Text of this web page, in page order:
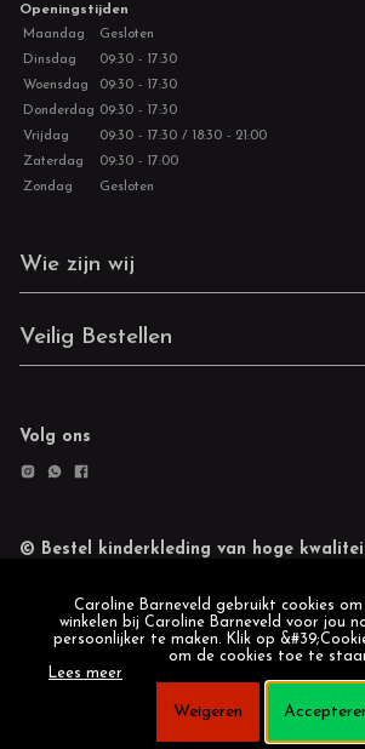
Openingstijden
Maandag
Gesloten
Dinsdag
09:30 - 17:30
Woensdag
09:30 - 17:30
Donderdag 09:30 - 17:30
Vrijdag
09:30 - 17:30 / 18:30 - 21:00
Zaterdag
09:30 - 17:00
Zondag
Gesloten
Wie zijn wij
Veilig Bestellen
Volg ons
© Bestel kinderkleding van hoge
Caroline Barneveld gebruikt cookies
winkelen bij Caroline Barneveld voor jou
persoonlijker te maken. Klik op
om de cookies toe te
Lees meer
Weigeren